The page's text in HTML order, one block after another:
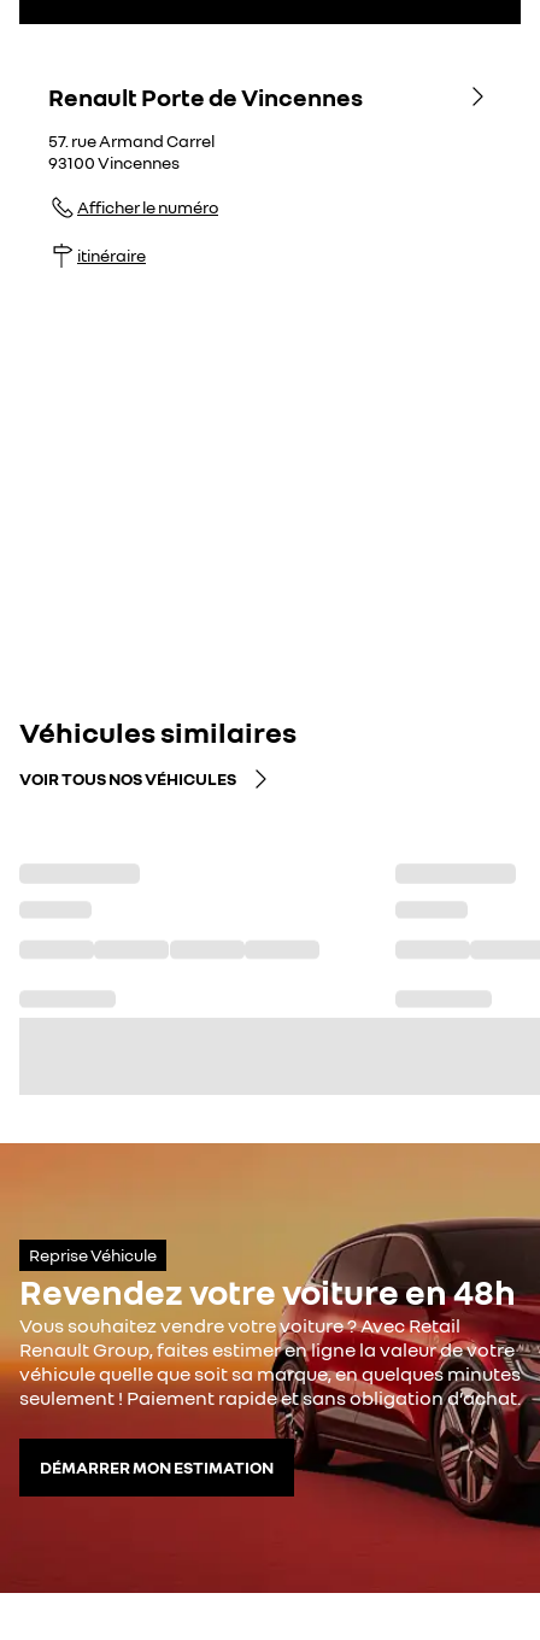
Renault Porte de Vincennes
57. rue Armand Carrel
93100Vincennes
Afficher le numéro
itinéraire
Véhicules similaires
VOIR TOUS NOS VÉHICULES
Reprise Véhicule
Revendez votre voiture en 48h
Vous souhaitez vendre votre voiture ? Avec Retail
Renault Group, faites estimer en ligne la valeur de votre
véhicule quelle que soit sa marque, en quelques minutes
seulement ! Paiement rapide et sans obligation d’achat.
DÉMARRER MON ESTIMATION